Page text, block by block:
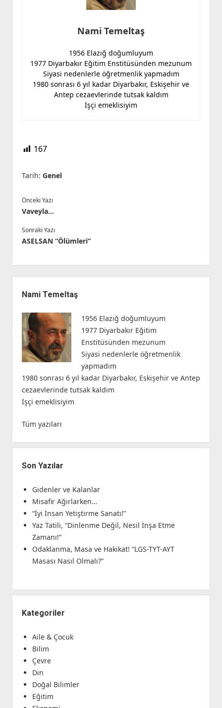
Nami Temeltaş
1956 Elazığ doğumluyum
1977 Diyarbakır Eğitim Enstitüsünden mezunum
Siyasi nedenlerle öğretmenlik yapmadım
1980 sonrası 6 yıl kadar Diyarbakır, Eskişehir ve
Antep cezaevlerinde tutsak kaldım
İşçi emeklisiyim
167
Tarih: Genel
Önceki Yazı
Vaveyla…
Sonraki Yazı
ASELSAN “Ölümleri”
Menü
Nami Temeltaş
1956 Elazığ doğumluyum
1977 Diyarbakır Eğitim
Enstitüsünden mezunum
Siyasi nedenlerle öğretmenlik
yapmadım
1980 sonrası 6 yıl kadar Diyarbakır, Eskişehir ve Antep
cezaevlerinde tutsak kaldım
İşçi emeklisiyim
Tüm yazıları
Son Yazılar
Gidenler ve Kalanlar
Misafir Ağırlarken…
“İyi İnsan Yetiştirme Sanatı!”
Yaz Tatili, “Dinlenme Değil, Nesil İnşa Etme
Zamanı!”
Odaklanma, Masa ve Hakikat! “LGS-TYT-AYT
Masası Nasıl Olmalı?”
Kategoriler
Aile & Çocuk
Bilim
Çevre
Din
Doğal Bilimler
Eğitim